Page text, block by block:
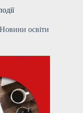
Новини освіти